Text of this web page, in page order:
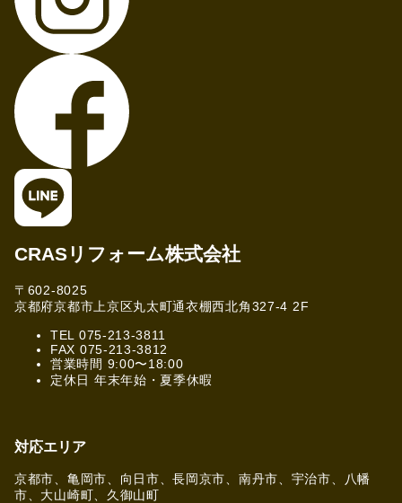
CRASリフォーム株式会社
〒602-8025
京都府京都市上京区丸太町通衣棚西北角327-4 2F
TEL 075-213-3811
FAX 075-213-3812
営業時間 9:00〜18:00
定休日 年末年始・夏季休暇
対応エリア
京都市、亀岡市、向日市、長岡京市、南丹市、宇治市、八幡
市、大山崎町、久御山町